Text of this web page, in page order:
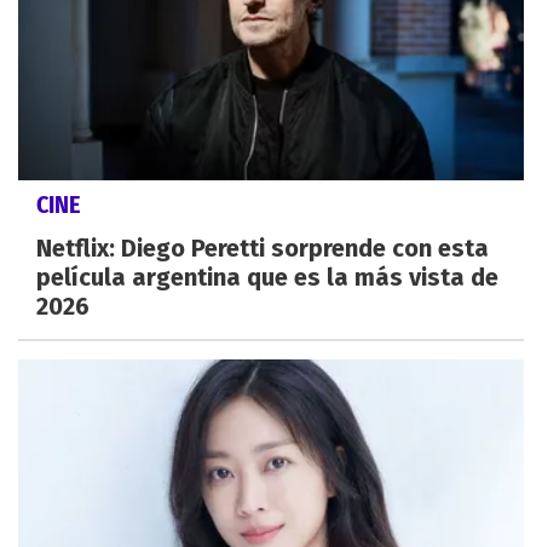
CINE
Netflix: Diego Peretti sorprende con esta
película argentina que es la más vista de
2026